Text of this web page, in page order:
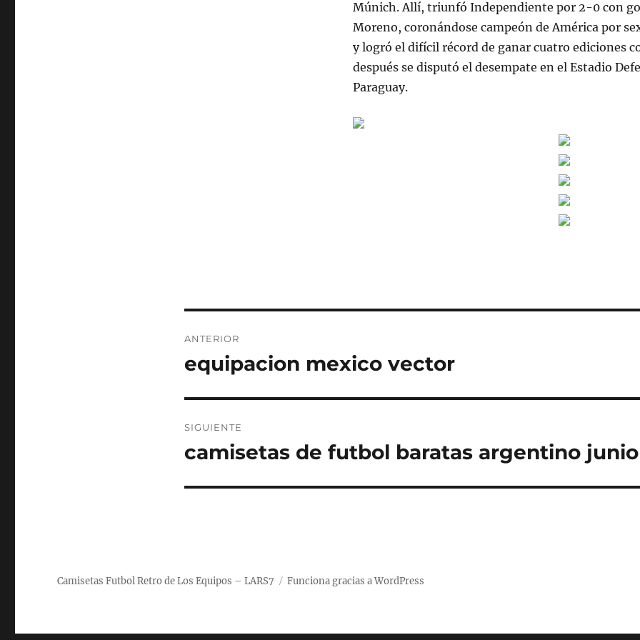
Múnich. Allí, triunfó Independiente por 2-0 con
Moreno, coronándose campeón de América por
y logró el difícil récord de ganar cuatro ediciones
después se disputó el desempate en el Estadio
Paraguay.
de
ANTERIOR
Entrada
equipacion mexico vector
SIGUIENTE
Entrada
camisetas de futbol baratas argentino
Camisetas Futbol Retro de Los Equipos – LARS7 Funciona gracias a WordPress